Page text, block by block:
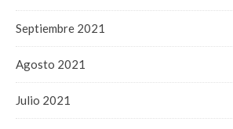
Septiembre 2021
Agosto 2021
Julio 2021